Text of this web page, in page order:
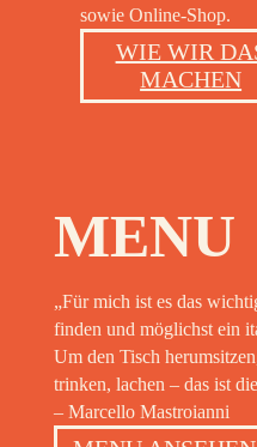
sowie Online-Shop.
WIE WIR
MACHEN
MENU
„Für mich ist es das
finden und möglichst ein
Um den Tisch
trinken, lachen – das ist
– Marcello Mastroianni